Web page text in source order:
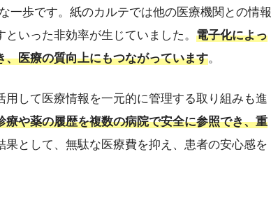
一歩です。紙のカルテでは他の医療機関との情報
いった非効率が生じていました。 電子化によっ
医療の質向上にもつながっています。
して医療情報を一元的に管理する取り組みも進
療や薬の履歴を複数の病院で安全に参照でき、重
果として、無駄な医療費を抑え、患者の安心感を